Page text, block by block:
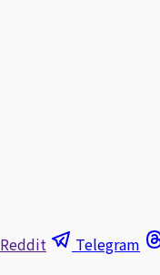
Reddit Telegram